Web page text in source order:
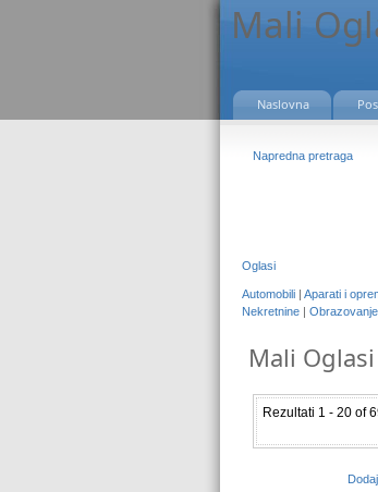
Mali
Naslovna
Napredna pretraga
Oglasi
Automobili | Aparati i
Nekretnine | Obrazovanje
Mali
Rezultati 1 - 20 of